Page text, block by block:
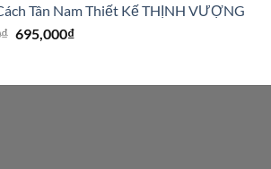
790,000₫.là:
695,000₫.
Tân Nam Thiết Kế THỊNH VƯỢNG
₫ Giá
790,000₫.
695,000₫Giá
là: